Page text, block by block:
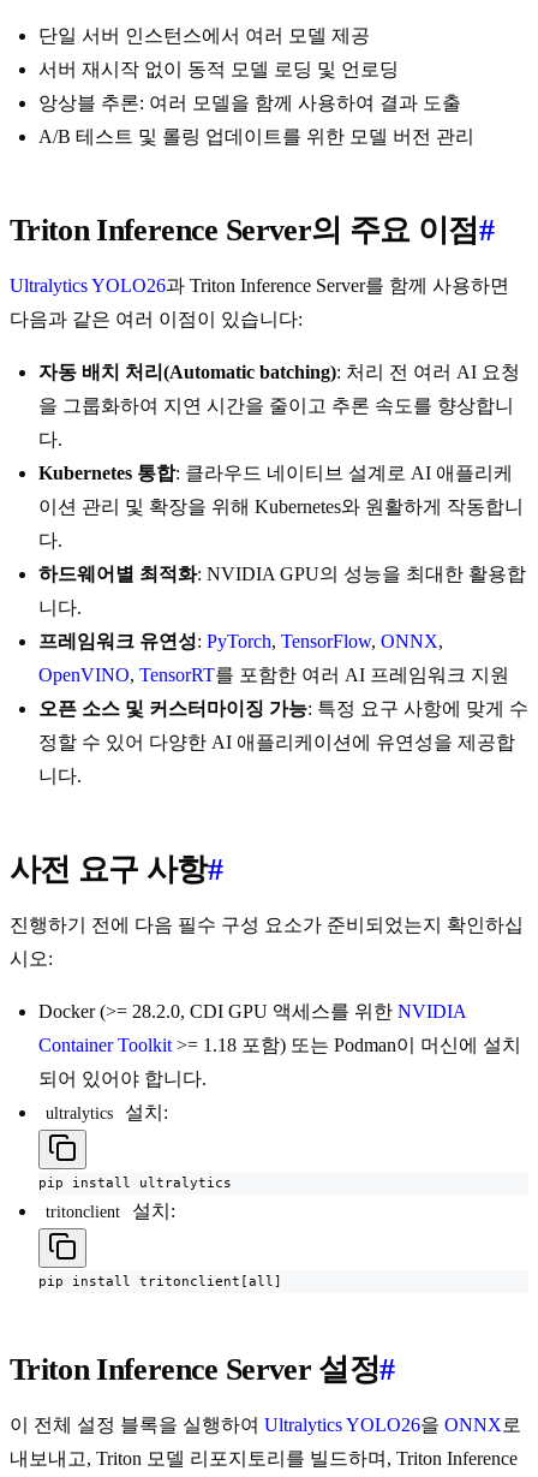
단일 서버 인스턴스에서 여러 모델 제공
서버 재시작 없이 동적 모델 로딩 및 언로딩
앙상블 추론: 여러 모델을 함께 사용하여 결과 도출
A/B 테스트 및 롤링 업데이트를 위한 모델 버전 관리
Triton Inference Server의 주요 이점#
Ultralytics YOLO26과 Triton Inference Server를 함께 사용하면
다음과 같은 여러 이점이 있습니다:
자동 배치 처리(Automatic batching): 처리 전 여러 AI 요청
을 그룹화하여 지연 시간을 줄이고 추론 속도를 향상합니
다.
Kubernetes 통합: 클라우드 네이티브 설계로 AI 애플리케
이션 관리 및 확장을 위해 Kubernetes와 원활하게 작동합니
다.
하드웨어별 최적화: NVIDIA GPU의 성능을 최대한 활용합
니다.
프레임워크 유연성: PyTorch, TensorFlow, ONNX,
OpenVINO, TensorRT를 포함한 여러 AI 프레임워크 지원
오픈 소스 및 커스터마이징 가능: 특정 요구 사항에 맞게 수
정할 수 있어 다양한 AI 애플리케이션에 유연성을 제공합
니다.
사전 요구 사항#
진행하기 전에 다음 필수 구성 요소가 준비되었는지 확인하십
시오:
Docker (>= 28.2.0, CDI GPU 액세스를 위한 NVIDIA
Container Toolkit >= 1.18 포함) 또는 Podman이 머신에 설치
되어 있어야 합니다.
ultralytics 설치:
pip install ultralytics
tritonclient 설치:
pip install tritonclient[all]
Triton Inference Server 설정#
이 전체 설정 블록을 실행하여 Ultralytics YOLO26을 ONNX로
내보내고, Triton 모델 리포지토리를 빌드하며, Triton Inference